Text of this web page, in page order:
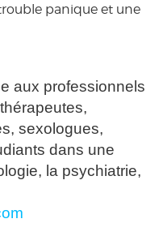
panique et une
aux professionnels
sexologues,
dans une
la psychiatrie,